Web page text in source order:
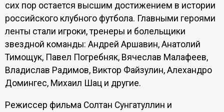
сих пор остается высшим достижением в истории
российского клубного футбола. Главными героями
ленты стали игроки, тренеры и болельщики
звездной команды: Андрей Аршавин, Анатолий
Тимощук, Павел Погребняк, Вячеслав Малафеев,
Владислав Радимов, Виктор Файзулин, Алехандро
Домингес, Михаил Шац и другие.
Режиссер фильма Солтан Сунгатуллин и